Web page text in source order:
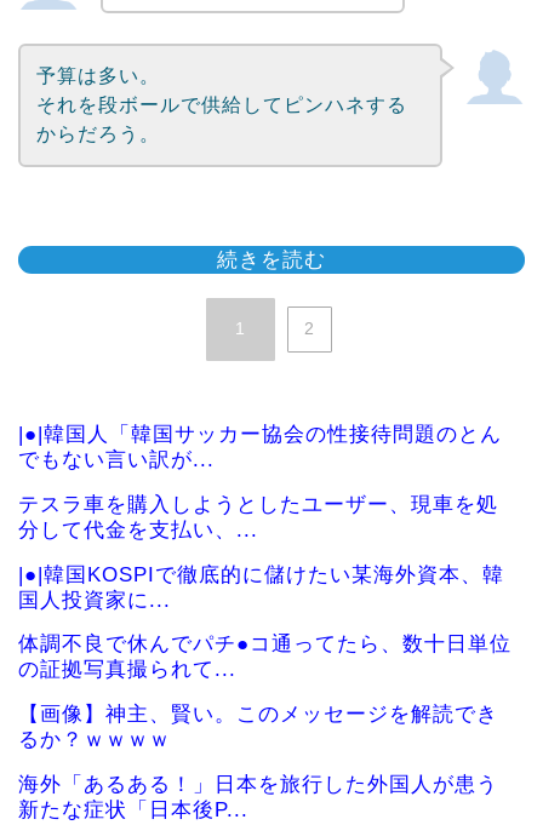
予算は多い。
それを段ボールで供給してピンハネする
からだろう。
続きを読む
1 2
|●|韓国人「韓国サッカー協会の性接待問題のとん
でもない言い訳が...
テスラ車を購入しようとしたユーザー、現車を処
分して代金を支払い、...
|●|韓国KOSPIで徹底的に儲けたい某海外資本、韓
国人投資家に...
体調不良で休んでパチ●コ通ってたら、数十日単位
の証拠写真撮られて...
【画像】神主、賢い。このメッセージを解読でき
るか？ｗｗｗｗ
海外「あるある！」日本を旅行した外国人が患う
新たな症状「日本後P...